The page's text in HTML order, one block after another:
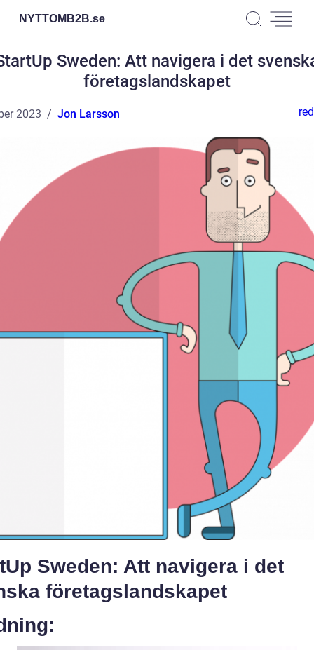
NYTTOMB2B.se
Sweden: Att navigera i det
företagslandskapet
2023 Jon Larsson
Sweden: Att navigera i det
företagslandskapet